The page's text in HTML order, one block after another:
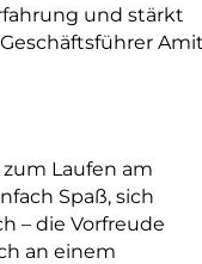
und stärkt
Amit
Laufen am
Spaß, sich
– die Vorfreude
an einem